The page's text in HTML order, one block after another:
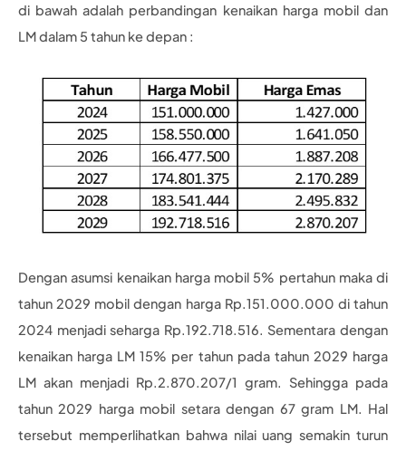
di bawah adalah perbandingan kenaikan harga mobil dan
LM dalam 5 tahun ke depan :
Dengan asumsi kenaikan harga mobil 5% pertahun maka di
tahun 2029 mobil dengan harga Rp.151.000.000 di tahun
2024 menjadi seharga Rp.192.718.516. Sementara dengan
kenaikan harga LM 15% per tahun pada tahun 2029 harga
LM akan menjadi Rp.2.870.207/1 gram. Sehingga pada
tahun 2029 harga mobil setara dengan 67 gram LM. Hal
tersebut memperlihatkan bahwa nilai uang semakin turun